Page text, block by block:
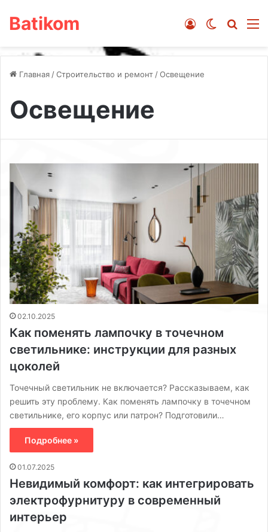
Batikom Switch skin
Войти
Главная /Строительство и ремонт /Освещение
Освещение
02.10.2025
Как поменять лампочку в точечном
светильнике: инструкции для разных
цоколей
Точечный светильник не включается? Рассказываем, как
решить эту проблему. Как поменять лампочку в точечном
светильнике, его корпус или патрон? Подготовили…
Подробнее »
01.07.2025
Невидимый комфорт: как интегрировать
электрофурнитуру в современный
интерьер